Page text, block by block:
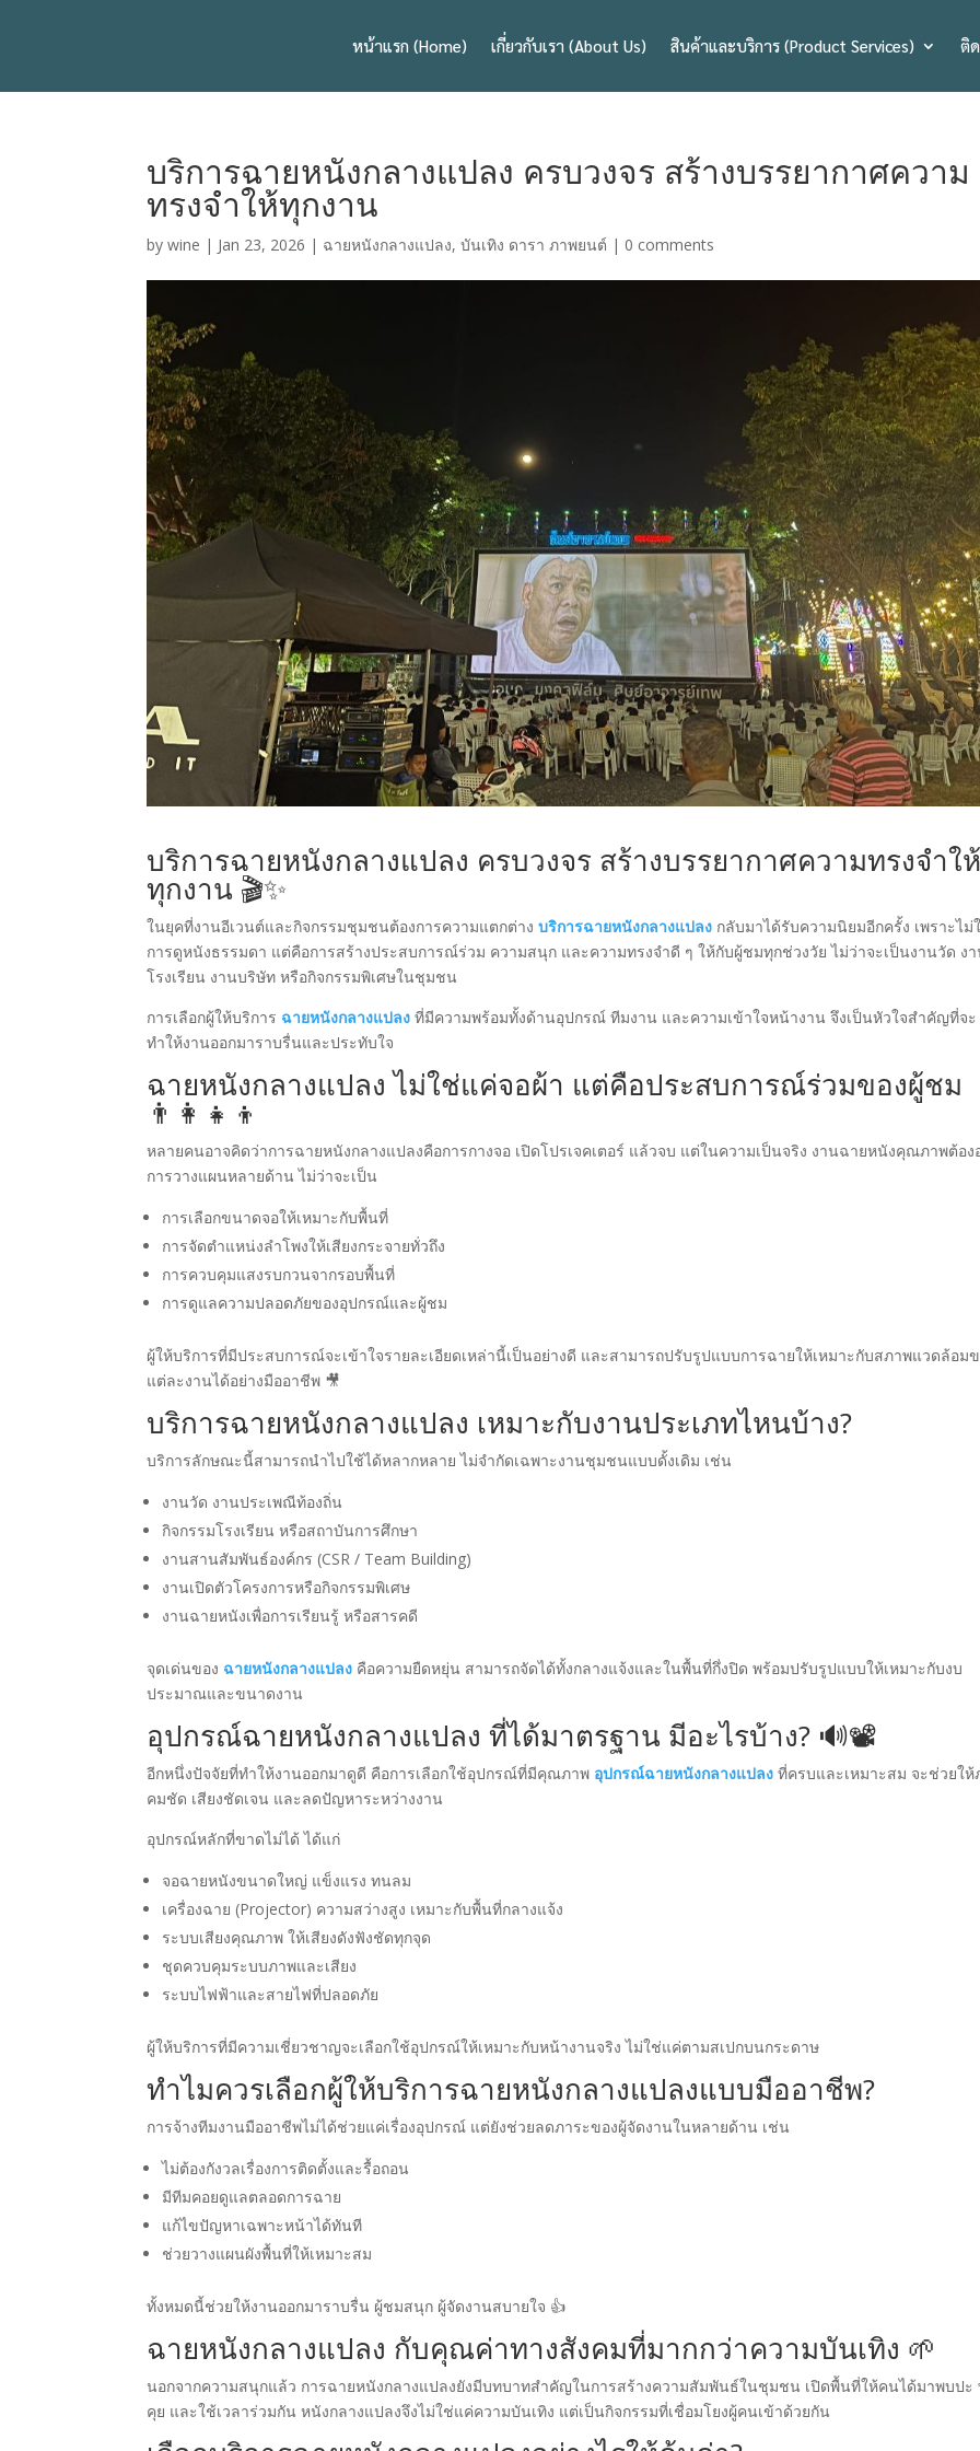
หน้าแรก (Home) เกี่ยวกับเรา (About Us) สินค้าและบริการ (Product Services) ติ
บริการฉายหนังกลางแปลง ครบวงจร สร้างบรรยากาศความ
ทรงจำให้ทุกงาน
bywine | Jan 23, 2026 | ฉายหนังกลางแปลง,บันเทิง ดารา ภาพยนต์ | 0 comments
บริการฉายหนังกลางแปลง ครบวงจร สร้างบรรยากาศความทรงจำใ
ทุกงาน 🎬✨
ในยุคที่งานอีเวนต์และกิจกรรมชุมชนต้องการความแตกต่างบริการฉายหนังกลางแปลง กลับมาได้รับความนิยมอีกครั้ง เพราะไม่
การดูหนังธรรมดา แต่คือการสร้างประสบการณ์ร่วม ความสนุก และความทรงจำดี ๆ ให้กับผู้ชมทุกช่วงวัย ไม่ว่าจะเป็นงานวัด ง
โรงเรียน งานบริษัท หรือกิจกรรมพิเศษในชุมชน
การเลือกผู้ให้บริการ ฉายหนังกลางแปลง ที่มีความพร้อมทั้งด้านอุปกรณ์ ทีมงาน และความเข้าใจหน้างาน จึงเป็นหัวใจสำคัญที่จะ
ทำให้งานออกมาราบรื่นและประทับใจ
ฉายหนังกลางแปลง ไม่ใช่แค่จอผ้า แต่คือประสบการณ์ร่วมของผู้ชม
👨‍👩‍👧‍👦
หลายคนอาจคิดว่าการฉายหนังกลางแปลงคือการกางจอ เปิดโปรเจคเตอร์ แล้วจบ แต่ในความเป็นจริง งานฉายหนังคุณภาพต้อง
การวางแผนหลายด้าน ไม่ว่าจะเป็น
การเลือกขนาดจอให้เหมาะกับพื้นที่
การจัดตำแหน่งลำโพงให้เสียงกระจายทั่วถึง
การควบคุมแสงรบกวนจากรอบพื้นที่
การดูแลความปลอดภัยของอุปกรณ์และผู้ชม
ผู้ให้บริการที่มีประสบการณ์จะเข้าใจรายละเอียดเหล่านี้เป็นอย่างดี และสามารถปรับรูปแบบการฉายให้เหมาะกับสภาพแวดล้อม
แต่ละงานได้อย่างมืออาชีพ 🎥
บริการฉายหนังกลางแปลง เหมาะกับงานประเภทไหนบ้าง?
บริการลักษณะนี้สามารถนำไปใช้ได้หลากหลาย ไม่จำกัดเฉพาะงานชุมชนแบบดั้งเดิม เช่น
งานวัด งานประเพณีท้องถิ่น
กิจกรรมโรงเรียน หรือสถาบันการศึกษา
งานสานสัมพันธ์องค์กร (CSR / Team Building)
งานเปิดตัวโครงการหรือกิจกรรมพิเศษ
งานฉายหนังเพื่อการเรียนรู้ หรือสารคดี
จุดเด่นของ ฉายหนังกลางแปลง คือความยืดหยุ่น สามารถจัดได้ทั้งกลางแจ้งและในพื้นที่กึ่งปิด พร้อมปรับรูปแบบให้เหมาะกับงบ
ประมาณและขนาดงาน
อุปกรณ์ฉายหนังกลางแปลง ที่ได้มาตรฐาน มีอะไรบ้าง? 🔊📽️
อีกหนึ่งปัจจัยที่ทำให้งานออกมาดูดี คือการเลือกใช้อุปกรณ์ที่มีคุณภาพ อุปกรณ์ฉายหนังกลางแปลง ที่ครบและเหมาะสม จะช่วยให้
คมชัด เสียงชัดเจน และลดปัญหาระหว่างงาน
อุปกรณ์หลักที่ขาดไม่ได้ ได้แก่
จอฉายหนังขนาดใหญ่ แข็งแรง ทนลม
เครื่องฉาย (Projector) ความสว่างสูง เหมาะกับพื้นที่กลางแจ้ง
ระบบเสียงคุณภาพ ให้เสียงดังฟังชัดทุกจุด
ชุดควบคุมระบบภาพและเสียง
ระบบไฟฟ้าและสายไฟที่ปลอดภัย
ผู้ให้บริการที่มีความเชี่ยวชาญจะเลือกใช้อุปกรณ์ให้เหมาะกับหน้างานจริง ไม่ใช่แค่ตามสเปกบนกระดาษ
ทำไมควรเลือกผู้ให้บริการฉายหนังกลางแปลงแบบมืออาชีพ?
การจ้างทีมงานมืออาชีพไม่ได้ช่วยแค่เรื่องอุปกรณ์ แต่ยังช่วยลดภาระของผู้จัดงานในหลายด้าน เช่น
ไม่ต้องกังวลเรื่องการติดตั้งและรื้อถอน
มีทีมคอยดูแลตลอดการฉาย
แก้ไขปัญหาเฉพาะหน้าได้ทันที
ช่วยวางแผนผังพื้นที่ให้เหมาะสม
ทั้งหมดนี้ช่วยให้งานออกมาราบรื่น ผู้ชมสนุก ผู้จัดงานสบายใจ 👍
ฉายหนังกลางแปลง กับคุณค่าทางสังคมที่มากกว่าความบันเทิง 🌱
นอกจากความสนุกแล้ว การฉายหนังกลางแปลงยังมีบทบาทสำคัญในการสร้างความสัมพันธ์ในชุมชน เปิดพื้นที่ให้คนได้มาพบปะ
คุย และใช้เวลาร่วมกัน หนังกลางแปลงจึงไม่ใช่แค่ความบันเทิง แต่เป็นกิจกรรมที่เชื่อมโยงผู้คนเข้าด้วยกัน